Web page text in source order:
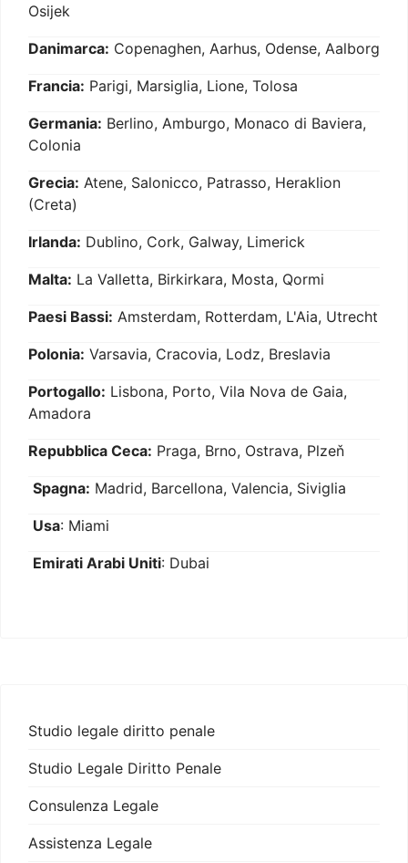
Osijek
Danimarca: Copenaghen, Aarhus, Odense, Aalborg
Francia: Parigi, Marsiglia, Lione, Tolosa
Germania: Berlino, Amburgo, Monaco di Baviera,
Colonia
Grecia: Atene, Salonicco, Patrasso, Heraklion
(Creta)
Irlanda: Dublino, Cork, Galway, Limerick
Malta: La Valletta, Birkirkara, Mosta, Qormi
Paesi Bassi: Amsterdam, Rotterdam, L'Aia, Utrecht
Polonia: Varsavia, Cracovia, Lodz, Breslavia
Portogallo: Lisbona, Porto, Vila Nova de Gaia,
Amadora
Repubblica Ceca: Praga, Brno, Ostrava, Plzeň
Spagna: Madrid, Barcellona, Valencia, Siviglia
Usa: Miami
Emirati Arabi Uniti: Dubai
Studio legale diritto penale
Studio Legale Diritto Penale
Consulenza Legale
Assistenza Legale